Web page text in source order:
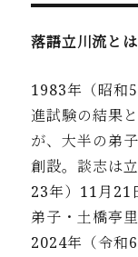
落語立川流と
1983年（昭和
進試験の結果
が、大半の弟
創設。談志は
23年）11月21
弟子・土橋亭
2024年 （令